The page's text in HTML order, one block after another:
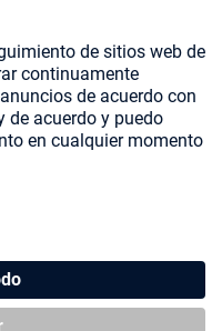
gastos de envíoy posibles
lo contrario.